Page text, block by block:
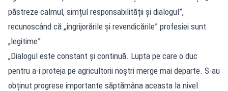
păstreze calmul, simțul responsabilității și dialogul”,
recunoscând că „îngrijorările și revendicările” profesiei sunt
„legitime”.
„Dialogul este constant și continuă. Lupta pe care o duc
pentru a-i proteja pe agricultorii noștri merge mai departe. S-au
obținut progrese importante săptămâna aceasta la nivel